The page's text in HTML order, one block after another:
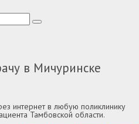
в Мичуринске
интернет в любую поликлинику
Тамбовской области.